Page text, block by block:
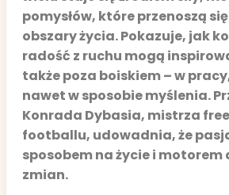
pomysłów, które przenoszą
obszary życia. Pokazuje, jak
radość z ruchu mogą
także poza boiskiem – w
nawet w sposobie myślenia.
Konrada Dybasia, mistrza
footballu, udowadnia, że
sposobem na życie i motorem
zmian.